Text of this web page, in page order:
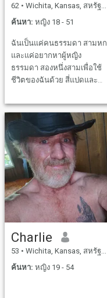
62 • Wichita, Kansas, สหรัฐอเมริกา
ค้นหา: หญิง 18 - 51
ฉันเป็นแค่คนธรรมดา สามหก
และแค่อยากหาผู้หญิง
ธรรมดา สองหนึ่งสามเพื่อใช้
ชีวิตของฉันด้วย สี่แปดและ
ห้าเจ็ด
Charlie
53 • Wichita, Kansas, สหรัฐอเมริกา
ค้นหา: หญิง 19 - 54